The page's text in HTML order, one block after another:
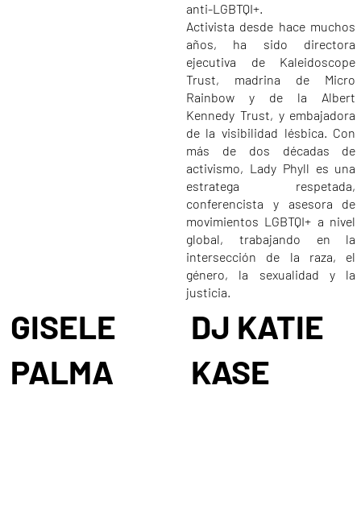
GISELE
PALMA
DJ KATIE
KASE
anti-LGBTQI+.
Activista desde hace muchos
años, ha sido directora
ejecutiva de Kaleidoscope
Trust, madrina de Micro
Rainbow y de la Albert
Kennedy Trust, y embajadora
de la visibilidad lésbica. Con
más de dos décadas de
activismo, Lady Phyll es una
estratega respetada,
conferencista y asesora de
movimientos LGBTQI+ a nivel
global, trabajando en la
intersección de la raza, el
género, la sexualidad y la
justicia.